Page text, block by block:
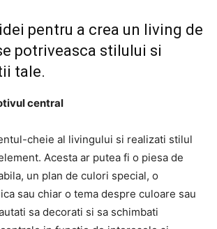
pentru a crea un living de
potriveasca stilului si
tale.
central
cheie al livingului si realizati stilul
Acesta ar putea fi o piesa de
un plan de culori special, o
sau chiar o tema despre culoare sau
sa decorati si sa schimbati